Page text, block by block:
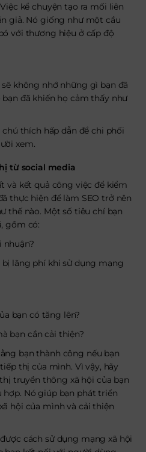
kể chuyện tạo ra mối liên
giả. Nó giống như một cầu
với thương hiệu ở cấp độ
không nhớ những gì bạn đã
đã khiến họ cảm thấy như
thích hấp dẫn để chi phối
xem.
từ social media
và kết quả công việc để kiểm
thực hiện để làm SEO trở nên
thế nào. Một số tiêu chí bạn
gồm có:
nhuận?
lãng phí khi sử dụng mạng
bạn có tăng lên?
bạn cần cải thiện?
bạn thành công nếu bạn
thị của mình. Vì vậy, hãy
truyền thông xã hội của bạn
Nó giúp bạn phát triển
hội của mình và cải thiện
cách sử dụng mạng xã hội